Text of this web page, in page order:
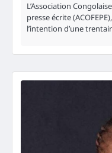
L’Association
presse écrite
l’intention d’une